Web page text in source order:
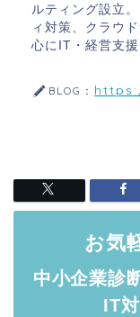
ルティング設立
ィ対策、クラウ
心にIT・経営支援
BLOG：
お気
中小企業診
IT